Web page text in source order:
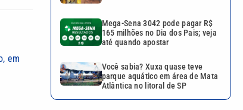
em
Mega-Sena 3042 pode pagar R$
165 milhões no Dia dos Pais; veja
até quando apostar
Você sabia? Xuxa quase teve
parque aquático em área de Mata
Atlântica no litoral de SP